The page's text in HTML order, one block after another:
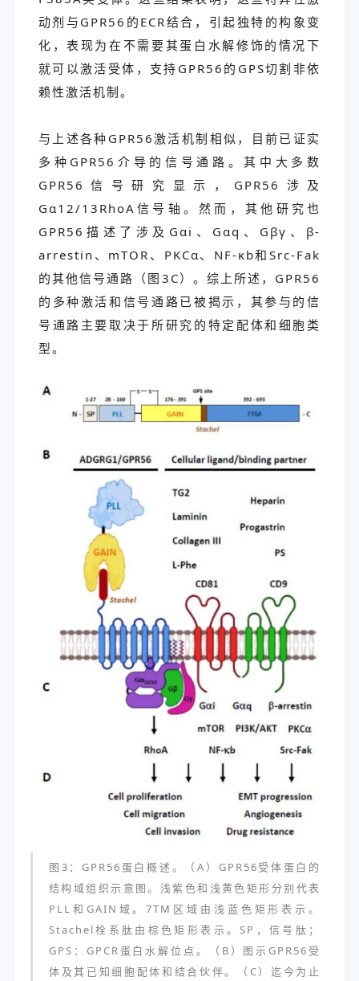
动剂与GPR56的ECR结合，引起独特的构象变
化，表现为在不需要其蛋白水解修饰的情况下
就可以激活受体，支持GPR56的GPS切割非依
赖性激活机制。
与上述各种GPR56激活机制相似，目前已证实
多种GPR56介导的信号通路。其中大多数
GPR56信号研究显示，GPR56涉及
Gα12/13RhoA信号轴。然而，其他研究也
GPR56描述了涉及Gαi、Gαq、Gβγ、β-
arrestin、mTOR、PKCα、NF-κb和Src-Fak
的其他信号通路（图3C）。综上所述，GPR56
的多种激活和信号通路已被揭示，其参与的信
号通路主要取决于所研究的特定配体和细胞类
型。
图3：GPR56蛋白概述。（A）GPR56受体蛋白的
结构域组织示意图。浅紫色和浅黄色矩形分别代表
PLL和GAIN域。7TM区域由浅蓝色矩形表示。
Stachel栓系肽由棕色矩形表示。SP，信号肽；
GPS：GPCR蛋白水解位点。（B）图示GPR56受
体及其已知细胞配体和结合伙伴。（C）迄今为止